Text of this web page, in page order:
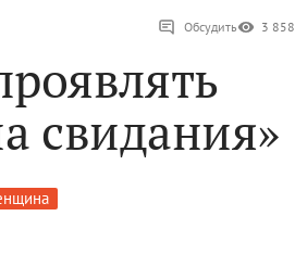
Обсудить 3 858
свидания»